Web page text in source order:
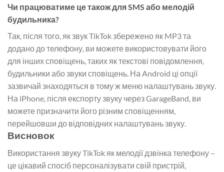
Чи працюватиме це також для SMS або мелодій
будильника?
Так, після того, як звук TikTok збережено як MP3 та
додано до телефону, ви можете використовувати його
для інших сповіщень, таких як текстові повідомлення,
будильники або звуки сповіщень. На Android ці опції
зазвичай знаходяться в тому ж меню налаштувань звуку.
На iPhone, після експорту звуку через GarageBand, ви
можете призначити його різним сповіщенням,
перейшовши до відповідних налаштувань звуку.
Висновок
Використання звуку TikTok як мелодії дзвінка телефону –
це цікавий спосіб персоналізувати свій пристрій,